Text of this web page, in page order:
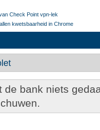
Check Point vpn-lek
kwetsbaarheid in Chrome
de bank niets